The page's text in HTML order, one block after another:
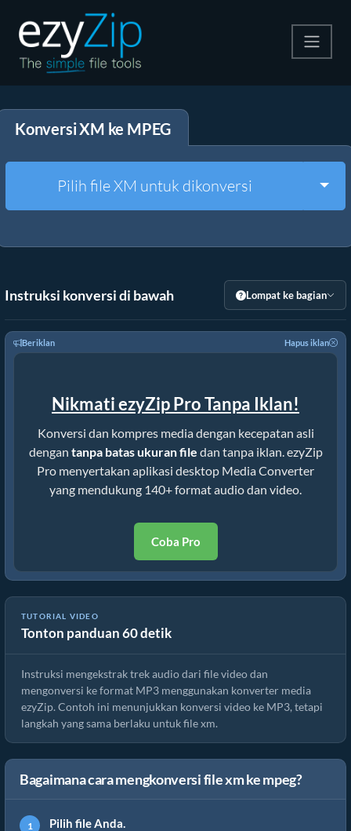
Ekstrak
Alat Lainnya
Konversi XM ke MPEG
Pilih file XM untuk dikonversi
Instruksi konversi di bawah Lompat ke bagian
Beriklan Hapus iklan
Nikmati ezyZip Pro Tanpa Iklan!
Konversi dan kompres media dengan kecepatan asli
dengan tanpa batas ukuran file dan tanpa iklan. ezyZip
Pro menyertakan aplikasi desktop Media Converter
yang mendukung 140+ format audio dan video.
Coba Pro
TUTORIAL VIDEO
Tonton panduan 60 detik
Cara Mengonversi File xm Online Gratis
Instruksi mengekstrak trek audio dari file video dan
mengonversi ke format MP3 menggunakan konverter media
ezyZip. Contoh ini menunjukkan konversi video ke MP3, tetapi
langkah yang sama berlaku untuk file xm.
Bagaimana cara mengkonversi file xm ke mpeg?
Pilih file Anda.